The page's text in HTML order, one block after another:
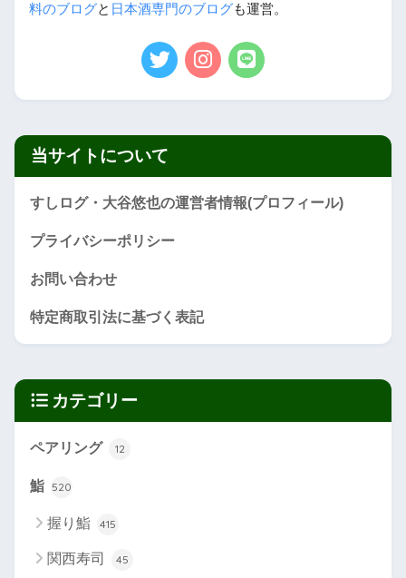
料のブログと 日本酒専門のブログも運営。
当サイトについて
すしログ・大谷悠也の運営者情報(プロフィール)
プライバシーポリシー
お問い合わせ
特定商取引法に基づく表記
カテゴリー
ペアリング 12
鮨 520
握り鮨 415
関西寿司 45